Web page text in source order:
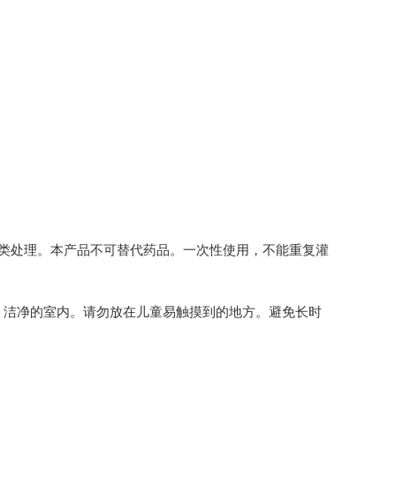
处理。本产品不可替代药品。一次性使用，不能重复灌
净的室内。请勿放在儿童易触摸到的地方。避免长时